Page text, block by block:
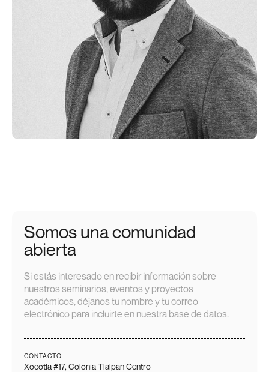
Somos una comunidad
abierta
Si estás interesado en recibir información sobre
nuestros seminarios, eventos y proyectos
académicos, déjanos tu nombre y tu correo
electrónico para incluirte en nuestra base de datos.
CONTACTO
Xocotla #17, Colonia Tlalpan Centro